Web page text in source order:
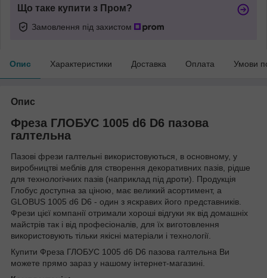
Що таке купити з Пром?
Замовлення під захистом
Опис Характеристики Доставка Оплата Умови
Опис
Фреза ГЛОБУС 1005 d6 D6 пазова
галтельна
Пазові фрези галтельні використовуються, в основному, у
виробництві меблів для створення декоративних пазів, рідше
для технологічних пазів (наприклад під дроти). Продукція
Глобус доступна за ціною, має великий асортимент, а
GLOBUS 1005 d6 D6 - один з яскравих його представників.
Фрези цієї компанії отримали хороші відгуки як від домашніх
майстрів так і від професіоналів, для їх виготовлення
використовують тільки якісні матеріали і технології.
Купити Фреза ГЛОБУС 1005 d6 D6 пазова галтельна Ви
можете прямо зараз у нашому інтернет-магазині.